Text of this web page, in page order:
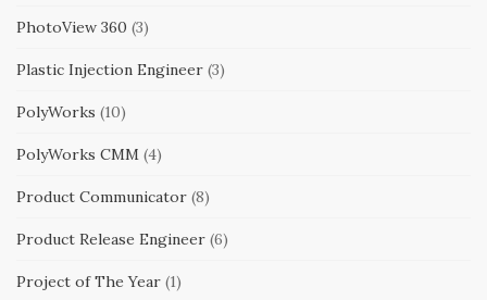
PhotoView 360 (3)
Plastic Injection Engineer (3)
PolyWorks (10)
PolyWorks CMM (4)
Product Communicator (8)
Product Release Engineer (6)
Project of The Year (1)